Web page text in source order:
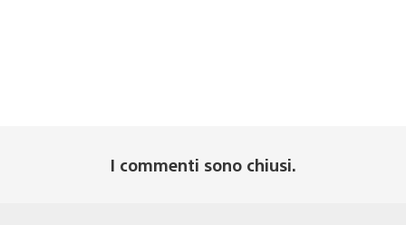
I commenti sono chiusi.